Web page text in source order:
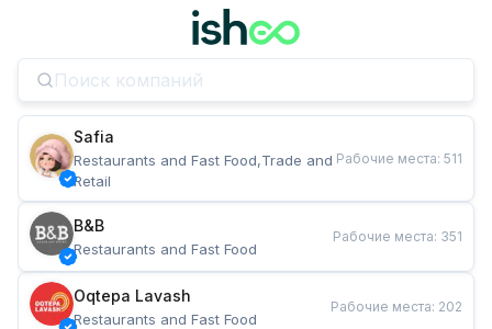
Safia
Restaurants and Fast Food,Trade and
Retail
Рабочие места: 511
B&B
Restaurants and Fast Food
Рабочие места: 351
Oqtepa Lavash
Restaurants and Fast Food
Рабочие места: 202